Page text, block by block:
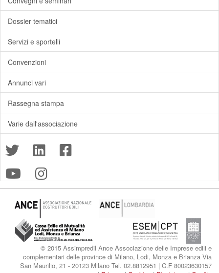
Dossier tematici
Servizi e sportelli
Convenzioni
Annunci vari
Rassegna stampa
Varie dall'associazione
© 2015 Assimpredil Ance Associazione delle Imprese edili e
complementari delle province di Milano, Lodi, Monza e Brianza Via
San Maurilio, 21 - 20123 Milano Tel. 02.8812951 | C.F 80023630157